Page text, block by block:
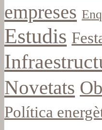
empreses
Estudis
Novetats
Política